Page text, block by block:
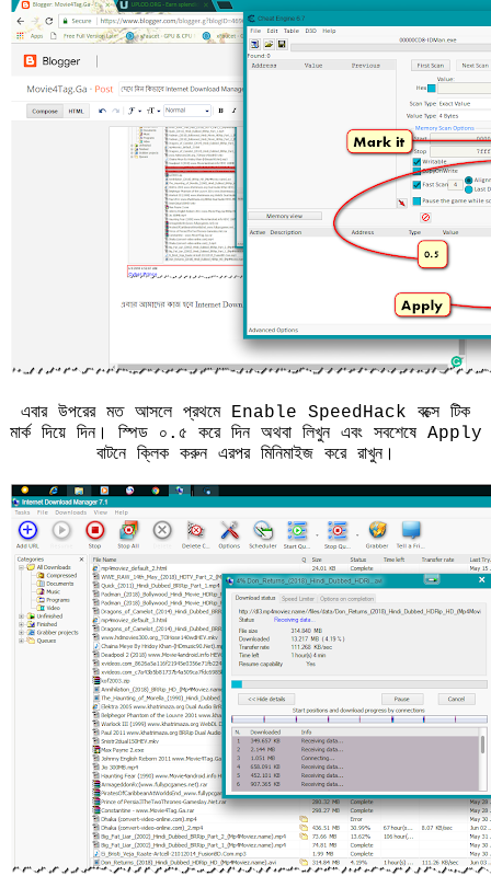
এবার উপরের মত আসলে প্রথমে Enable SpeedHack বক্সে টিক
মার্ক দিয়ে দিন। স্পিড ০.৫ করে দিন অথবা লিখুন এবং সবশেষে Apply
বাটনে ক্লিক করুন এরপর মিনিমাইজ করে রাখুন।